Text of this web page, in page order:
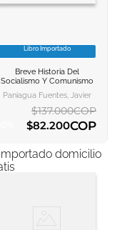
VER INFORMACION
AGREGAR AL
Libro Importado
Breve Historia Del
Socialismo Y Comunismo
Paniagua Fuentes, Javier
$137.000COP
$82.200COP
AGREGAR AL CARRITO